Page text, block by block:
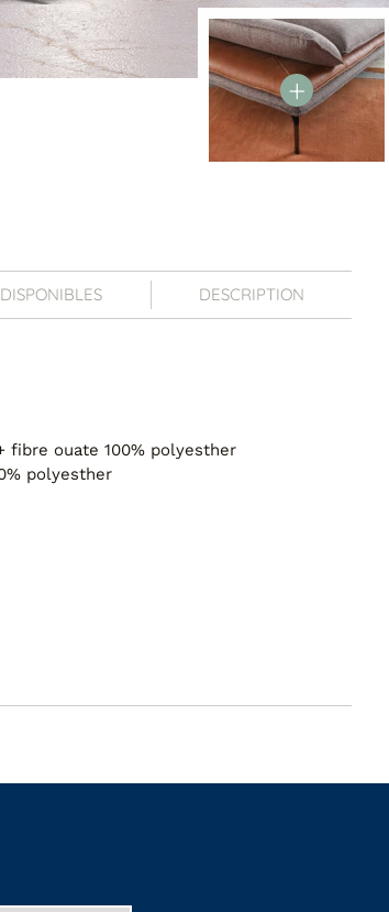
fibre ouate 100% polyesther
polyesther
DESCRIPTION